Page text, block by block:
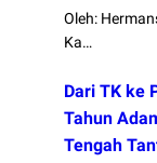
Oleh:
Ka…
Dari TK ke
Tahun
Tengah